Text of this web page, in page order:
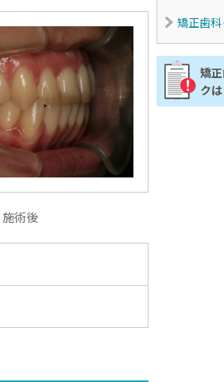
施術後
矯正歯
矯
ク